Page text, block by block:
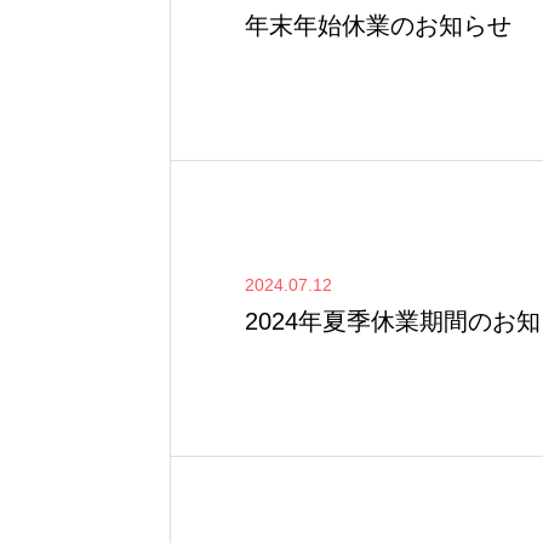
年末年始休業のお知らせ
2024.07.12
2024年夏季休業期間のお